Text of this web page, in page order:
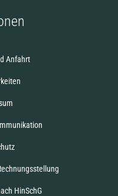
Anfahrt
HinSchG